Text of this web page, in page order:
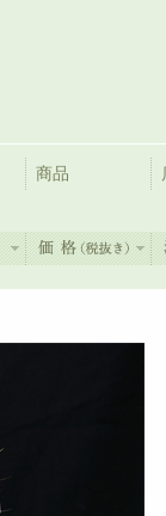
商品